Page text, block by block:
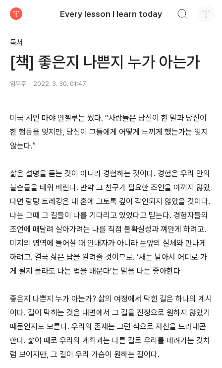
Every lesson I learn today
독서
[책] 좋은지 나쁜지 누가 아는가
임우주 2022. 3. 30. 01:47
미국 시인 마야 안젤루는 썼다. “사람들은 당신이 한 말과 당신이
한 행동을 잊지만, 당신이 그들에게 어떻게 느끼게 했는가는 잊지
않는다.”
삶은 설명을 듣는 것이 아니라 경험하는 것이다. 경험은 우리 안의
불순물을 태워 버린다. 만약 그 친구가 필요한 조언을 아끼지 않았
다면 랑탕 트레킹은 내 혼에 그토록 깊이 각인되지 않았을 것이다.
나는 그때 그 길들이 나를 기다리고 있었다고 믿는다. 경험자들의
조언에 매달려 살아가려는 나를 직접 불확실성과 껴안게 하려고.
미지의 영역에 들어설 때 안내자가 아니라 눈앞의 실체와 만나게
하려고. 결국 삶은 답을 알려줄 것이므로. ‘새는 날아서 어디로 가
게 될지 몰라도 나는 법을 배운다’는 말을 나는 좋아한다
좋은지 나쁜지 누가 아는가? 삶의 여정에서 막힌 길은 하나의 계시
이다. 길이 막히는 것은 내면에서 그 길을 진정으로 원하지 않았기
때문인지도 모른다. 우리의 존재는 그런 식으로 자신을 드러내곤
한다. 삶이 때로 우리의 계획과는 다른 길로 우리를 데려가는 것처
럼 보이지만, 그 길이 우리 가슴이 원하는 길이다.